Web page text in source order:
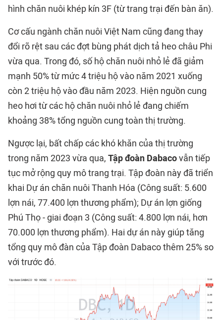
hình chăn nuôi khép kín 3F (từ trang trại đến bàn ăn).
Cơ cấu ngành chăn nuôi Việt Nam cũng đang thay
đổi rõ rệt sau các đợt bùng phát dịch tả heo châu Phi
vừa qua. Trong đó, số hộ chăn nuôi nhỏ lẻ đã giảm
mạnh 50% từ mức 4 triệu hộ vào năm 2021 xuống
còn 2 triệu hộ vào đầu năm 2023. Hiện nguồn cung
heo hơi từ các hộ chăn nuôi nhỏ lẻ đang chiếm
khoảng 38% tổng nguồn cung toàn thị trường.
Ngược lại, bất chấp các khó khăn của thị trường
trong năm 2023 vừa qua, Tập đoàn Dabacovẫn tiếp
tục mở rộng quy mô trang trại. Tập đoàn này đã triển
khai Dự án chăn nuôi Thanh Hóa (Công suất: 5.600
lợn nái, 77.400 lợn thương phẩm); Dự án lợn giống
Phú Thọ - giai đoạn 3 (Công suất: 4.800 lợn nái, hơn
70.000 lợn thương phẩm). Hai dự án này giúp tăng
tổng quy mô đàn của Tập đoàn Dabaco thêm 25% so
với trước đó.